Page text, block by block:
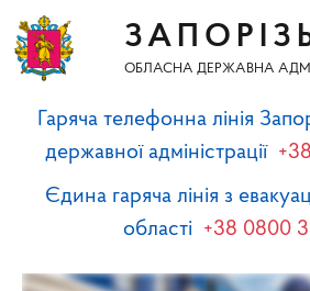
ОБЛАСНА ДЕРЖАВНА
Гаряча телефонна лінія
державної адміністрації
Єдина гаряча лінія з
області +38 0800